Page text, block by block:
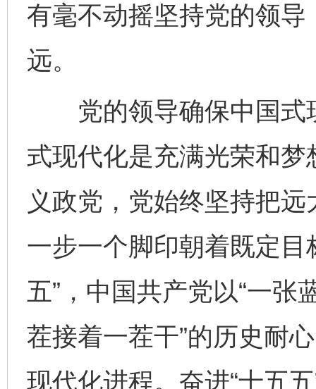
有毫不动摇坚持党的领
远。
党的领导确保中国式
式现代化是充满光荣和
义政党，党始终坚持把
一步一个脚印朝着既定目
五”，中国共产党以“一张
茬接着一茬干”的历史耐
现代化进程。奋进“十五